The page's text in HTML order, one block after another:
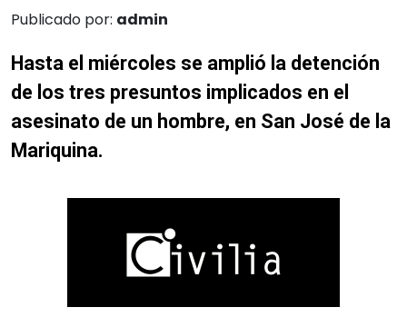
Publicado por: admin
Hasta el miércoles se amplió la detención
de los tres presuntos implicados en el
asesinato de un hombre, en San José de la
Mariquina.